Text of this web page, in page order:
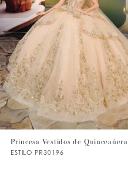
2
3
4
5
6
7
8
Princesa Vestidos de Quinceañera
ESTILO PR30195